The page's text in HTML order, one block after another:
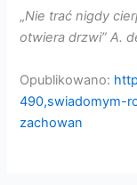
„Nie trać nigdy
otwiera drzwi” A.
Opublikowano:
490,swiadomym-
zachowan